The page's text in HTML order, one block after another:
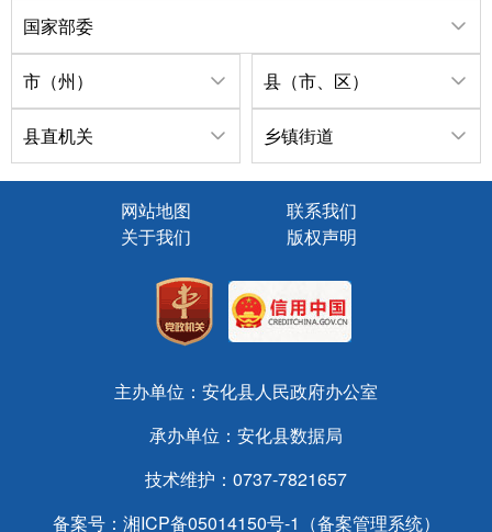
国家部委
市（州） 县（市、区）
县直机关 乡镇街道
网站地图
联系我们
关于我们
版权声明
主办单位：安化县人民政府办公室
承办单位：安化县数据局
技术维护：0737-7821657
备案号： 湘ICP备05014150号-1（备案管理系统）